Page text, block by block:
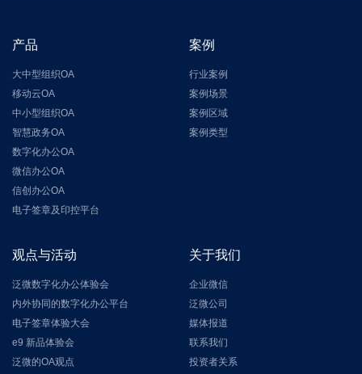
产品
大中型组织OA
移动云OA
中小型组织OA
智慧政务OA
数字化办公OA
微信办公OA
信创办公OA
电子签章及印控平台
案例
行业案例
案例场景
案例区域
案例类型
观点与活动
泛微数字化办公体验会
内外协同的数字化办公平台
电子签章体验大会
e9 新品体验会
泛微的OA观点
关于我们
企业微信
泛微公司
媒体报道
联系我们
投资者关系